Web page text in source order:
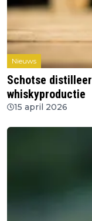
Nieuws
Schotse
whiskyproductie
15 april 2026